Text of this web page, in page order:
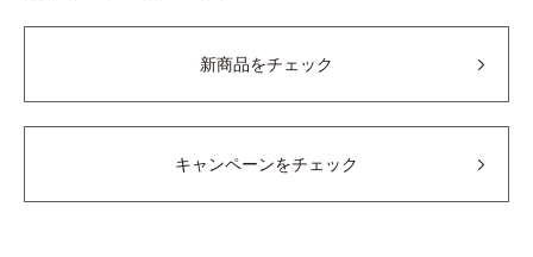
新商品をチェック
キャンペーンをチェック